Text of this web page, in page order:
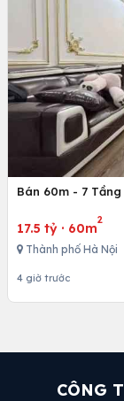
Bán 60m - 7
17.5 tỷ · 60m
2
Thành phố Hà Nội
4 giờ trước
CÔNG